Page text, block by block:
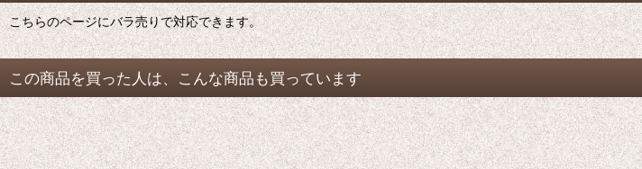
こちらのページにバラ売りで対応できます。
この商品を買った人は、こんな商品も買っています